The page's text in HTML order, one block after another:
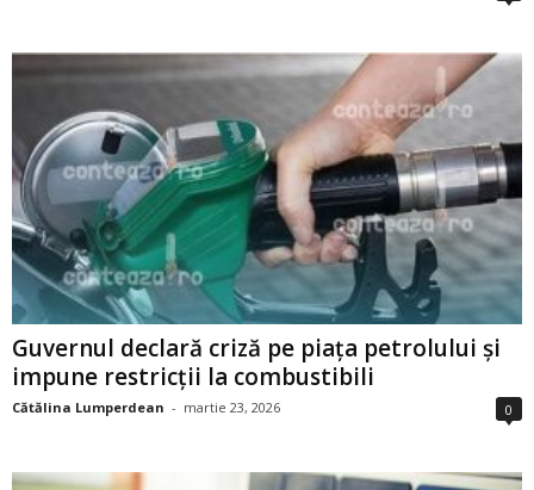
Guvernul declară criză pe piața petrolului și
impune restricții la combustibili
Cătălina Lumperdean - martie 23, 2026 0